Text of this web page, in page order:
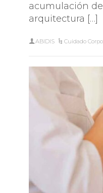
acumulación
arquitectura […]
ABIDIS Cuidado